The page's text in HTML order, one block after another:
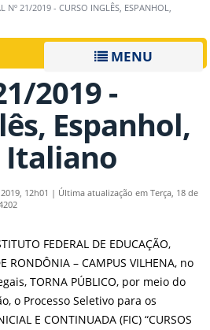
Nº 21/2019 - CURSO INGLÊS, ESPANHOL,
MENU
2019 -
Espanhol,
Italiano
12h01 | Última atualização em Terça, 18 de
FEDERAL DE EDUCAÇÃO,
RONDÔNIA – CAMPUS VILHENA, no
TORNA PÚBLICO, por meio do
o Processo Seletivo para os
E CONTINUADA (FIC) “CURSOS